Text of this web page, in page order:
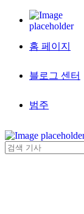
홈 페이지
블로그 센터
범주